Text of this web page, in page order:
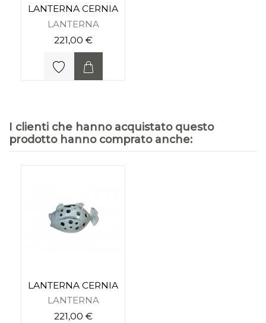
LANTERNA CERNIA
LANTERNA
221,00 €
I clienti che hanno acquistato questo
prodotto hanno comprato anche:
LANTERNA CERNIA
LANTERNA
221,00 €